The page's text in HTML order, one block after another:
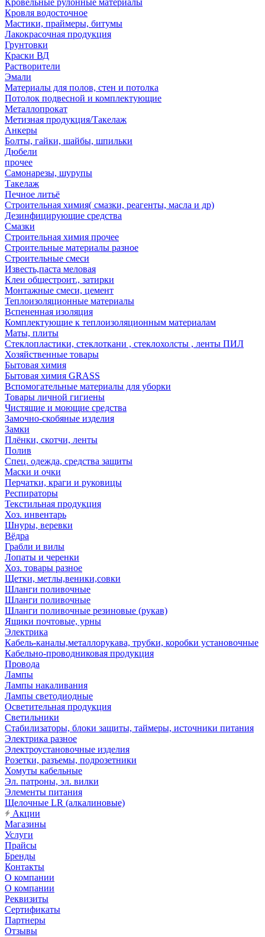
Кровельные рулонные материалы
Кровля водосточное
Мастики, праймеры, битумы
Лакокрасочная продукция
Грунтовки
Краски ВД
Растворители
Эмали
Материалы для полов, стен и потолка
Потолок подвесной и комплектующие
Металлопрокат
Метизная продукция/Такелаж
Анкеры
Болты, гайки, шайбы, шпильки
Дюбели
прочее
Самонарезы, шурупы
Такелаж
Печное литьё
Строительная химия( смазки, реагенты, масла и др)
Дезинфицирующие средства
Смазки
Строительная химия прочее
Строительные материалы разное
Строительные смеси
Известь,паста меловая
Клеи общестроит., затирки
Монтажные смеси, цемент
Теплоизоляционные материалы
Вспененная изоляция
Комплектующие к теплоизоляционным материалам
Маты, плиты
Стеклопластики, стеклоткани , стеклохолсты , ленты ПИЛ
Хозяйственные товары
Бытовая химия
Бытовая химия GRASS
Вспомогательные материалы для уборки
Товары личной гигиены
Чистящие и моющие средства
Замочно-скобяные изделия
Замки
Плёнки, скотчи, ленты
Полив
Спец. одежда, средства защиты
Маски и очки
Перчатки, краги и руковицы
Респираторы
Текстильная продукция
Хоз. инвентарь
Шнуры, веревки
Вёдра
Грабли и вилы
Лопаты и черенки
Хоз. товары разное
Щетки, метлы,веники,совки
Шланги поливочные
Шланги поливочные
Шланги поливочные резиновые (рукав)
Ящики почтовые, урны
Электрика
Кабель-каналы,металлорукава, трубки, коробки установочные
Кабельно-проводниковая продукция
Провода
Лампы
Лампы накаливания
Лампы светодиодные
Осветительная продукция
Светильники
Стабилизаторы, блоки защиты, таймеры, источники питания
Электрика разное
Электроустановочные изделия
Розетки, разъемы, подрозетники
Хомуты кабельные
Эл. патроны, эл. вилки
Элементы питания
Щелочные LR (алкалиновые)
Акции
Магазины
Услуги
Прайсы
Бренды
Контакты
О компании
О компании
Реквизиты
Сертификаты
Партнеры
Отзывы